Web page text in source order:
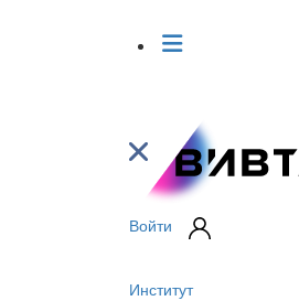
Войти
Институт